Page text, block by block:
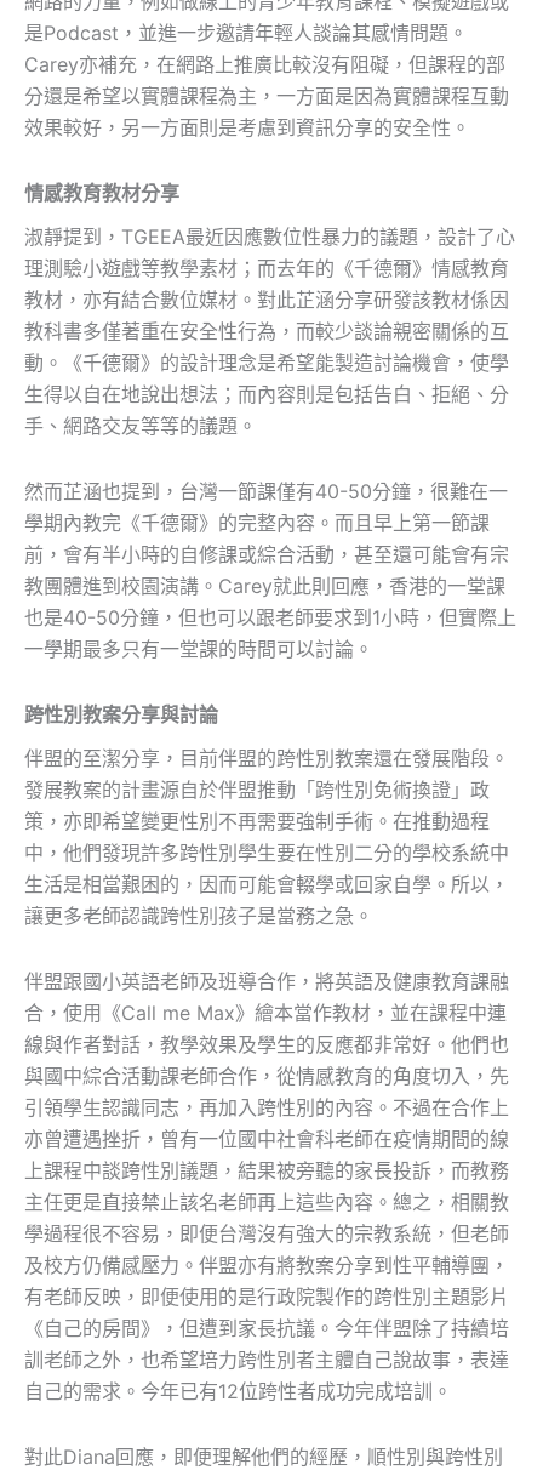
是Podcast，並進一步邀請年輕人談論其感情問題。
Carey亦補充，在網路上推廣比較沒有阻礙，但課程的部
分還是希望以實體課程為主，一方面是因為實體課程互動
效果較好，另一方面則是考慮到資訊分享的安全性。
情感教育教材分享
淑靜提到，TGEEA最近因應數位性暴力的議題，設計了心
理測驗小遊戲等教學素材；而去年的《千德爾》情感教育
教材，亦有結合數位媒材。對此芷涵分享研發該教材係因
教科書多僅著重在安全性行為，而較少談論親密關係的互
動。《千德爾》的設計理念是希望能製造討論機會，使學
生得以自在地說出想法；而內容則是包括告白、拒絕、分
手、網路交友等等的議題。
然而芷涵也提到，台灣一節課僅有40-50分鐘，很難在一
學期內教完《千德爾》的完整內容。而且早上第一節課
前，會有半小時的自修課或綜合活動，甚至還可能會有宗
教團體進到校園演講。Carey就此則回應，香港的一堂課
也是40-50分鐘，但也可以跟老師要求到1小時，但實際上
一學期最多只有一堂課的時間可以討論。
跨性別教案分享與討論
伴盟的至潔分享，目前伴盟的跨性別教案還在發展階段。
發展教案的計畫源自於伴盟推動「跨性別免術換證」政
策，亦即希望變更性別不再需要強制手術。在推動過程
中，他們發現許多跨性別學生要在性別二分的學校系統中
生活是相當艱困的，因而可能會輟學或回家自學。所以，
讓更多老師認識跨性別孩子是當務之急。
伴盟跟國小英語老師及班導合作，將英語及健康教育課融
合，使用《Call me Max》繪本當作教材，並在課程中連
線與作者對話，教學效果及學生的反應都非常好。他們也
與國中綜合活動課老師合作，從情感教育的角度切入，先
引領學生認識同志，再加入跨性別的內容。不過在合作上
亦曾遭遇挫折，曾有一位國中社會科老師在疫情期間的線
上課程中談跨性別議題，結果被旁聽的家長投訴，而教務
主任更是直接禁止該名老師再上這些內容。總之，相關教
學過程很不容易，即便台灣沒有強大的宗教系統，但老師
及校方仍備感壓力。伴盟亦有將教案分享到性平輔導團，
有老師反映，即便使用的是行政院製作的跨性別主題影片
《自己的房間》，但遭到家長抗議。今年伴盟除了持續培
訓老師之外，也希望培力跨性別者主體自己說故事，表達
自己的需求。今年已有12位跨性者成功完成培訓。
對此Diana回應，即便理解他們的經歷，順性別與跨性別